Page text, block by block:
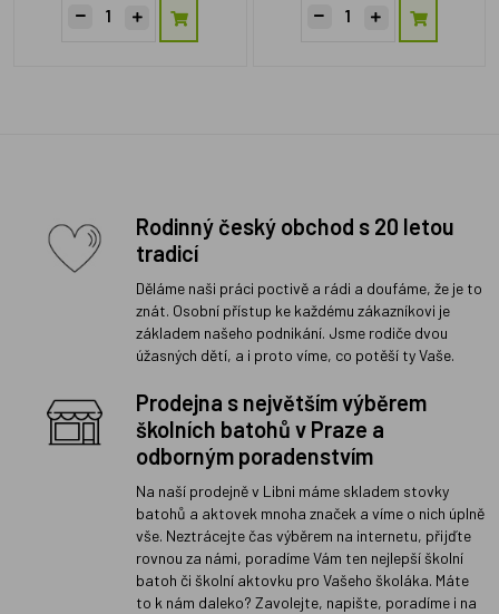
Rodinný český obchod s 20 letou
tradicí
Děláme naši práci poctivě a rádi a doufáme, že je to
znát. Osobní přístup ke každému zákazníkovi je
základem našeho podnikání. Jsme rodiče dvou
úžasných dětí, a i proto víme, co potěší ty Vaše.
Prodejna s největším výběrem
školních batohů v Praze a
odborným poradenstvím
Na naší prodejně v Libni máme skladem stovky
batohů a aktovek mnoha značek a víme o nich úplně
vše. Neztrácejte čas výběrem na internetu, přijďte
rovnou za námi, poradíme Vám ten nejlepší školní
batoh či školní aktovku pro Vašeho školáka. Máte
to k nám daleko? Zavolejte, napište, poradíme i na